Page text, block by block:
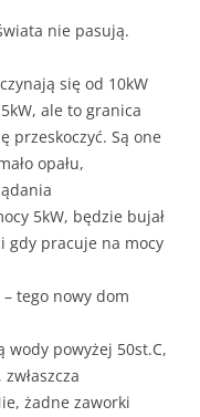
nie pasują.
się od 10kW
ale to granica
przeskoczyć. Są one
opału,
5kW, będzie bujał
gdy pracuje na mocy
tego nowy dom
powyżej 50st.C,
żadne zaworki